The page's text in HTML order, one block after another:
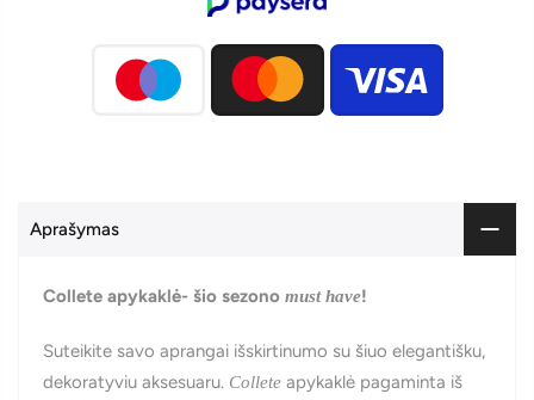
Aprašymas
Collete apykaklė- šio sezono must have!
Suteikite savo aprangai išskirtinumo su šiuo elegantišku,
dekoratyviu aksesuaru. Collete apykaklė pagaminta iš